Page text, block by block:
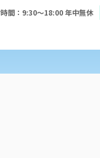
間：9:30〜18:00 年中無休